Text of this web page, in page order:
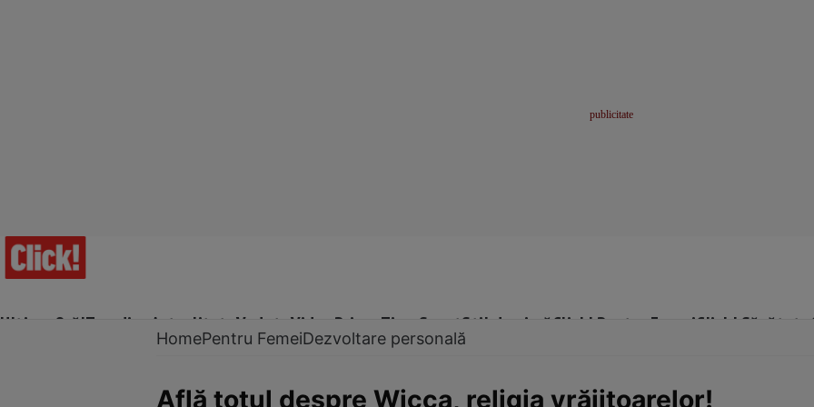
Ultima Oră!Trending Actualitate Vedete Video Prime Time SportStil de viațăClick! Pentru FemeiClick! Sănătate
HomePentru FemeiDezvoltare personală
Află totul despre Wicca, religia vrăjitoarelor!